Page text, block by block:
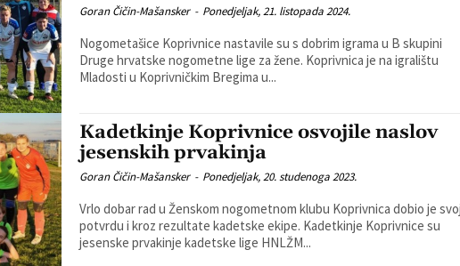
Goran Čičin-Mašansker - Ponedjeljak, 21. listopada 2024.
Nogometašice Koprivnice nastavile su s dobrim igrama u B skupini
Druge hrvatske nogometne lige za žene. Koprivnica je na igralištu
Mladosti u Koprivničkim Bregima u...
Kadetkinje Koprivnice osvojile naslov
jesenskih prvakinja
Goran Čičin-Mašansker - Ponedjeljak, 20. studenoga 2023.
Vrlo dobar rad u Ženskom nogometnom klubu Koprivnica dobio je
potvrdu i kroz rezultate kadetske ekipe. Kadetkinje Koprivnice su
jesenske prvakinje kadetske lige HNLŽM...